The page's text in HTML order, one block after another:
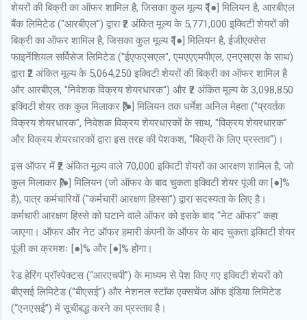
शेयरों की बिक्री का ऑफर शामिल है, जिसका कुल मूल्य ₹ [●] मिलियन है, आरबीएल
बैंक लिमिटेड ("आरबीएल") द्वारा ₹2 अंकित मूल्य के 5,771,000 इक्विटी शेयरों की
बिक्री का ऑफर शामिल है, जिसका कुल मूल्य ₹ [●] मिलियन है, ईजीएक्सेस
फाइनेंशियल सर्विसेज लिमिटेड ("ईएफएसएल", एमएएएमपीएल, एनएसएस के साथ)
द्वारा ₹2 अंकित मूल्य के 5,064,250 इक्विटी शेयरों की बिक्री का ऑफर शामिल है
और आरबीएल, "निवेशक विक्रय शेयरधारक") और ₹2 अंकित मूल्य के 3,098,850
इक्विटी शेयर तक कुल मिलाकर ₹[●] मिलियन तक धर्मेश अनिल मेहता ("प्रवर्तक
विक्रय शेयरधारक", निवेशक विक्रय शेयरधारकों के साथ, "विक्रय शेयरधारक"
और विक्रय शेयरधारकों द्वारा इस तरह की पेशकश, "बिक्री के लिए प्रस्ताव")।
इस ऑफर में ₹2 अंकित मूल्य वाले 70,000 इक्विटी शेयरों का आरक्षण शामिल है, जो
कुल मिलाकर ₹[●] मिलियन (जो ऑफर के बाद चुकता इक्विटी शेयर पूंजी का [●]%
है), पात्र कर्मचारियों ("कर्मचारी आरक्षण हिस्सा") द्वारा सदस्यता के लिए है।
कर्मचारी आरक्षण हिस्से को घटाने वाले ऑफर को इसके बाद "नेट ऑफर" कहा
जाएगा। ऑफर और नेट ऑफर हमारी कंपनी के ऑफर के बाद चुकता इक्विटी शेयर
पूंजी का क्रमशः [●]% और [●]% होगा।
रेड हेरिंग प्रॉस्पेक्टस (“आरएचपी”) के माध्यम से पेश किए गए इक्विटी शेयरों को
बीएसई लिमिटेड (“बीएसई”) और नेशनल स्टॉक एक्सचेंज ऑफ इंडिया लिमिटेड
(“एनएसई”) में सूचीबद्ध करने का प्रस्ताव है।